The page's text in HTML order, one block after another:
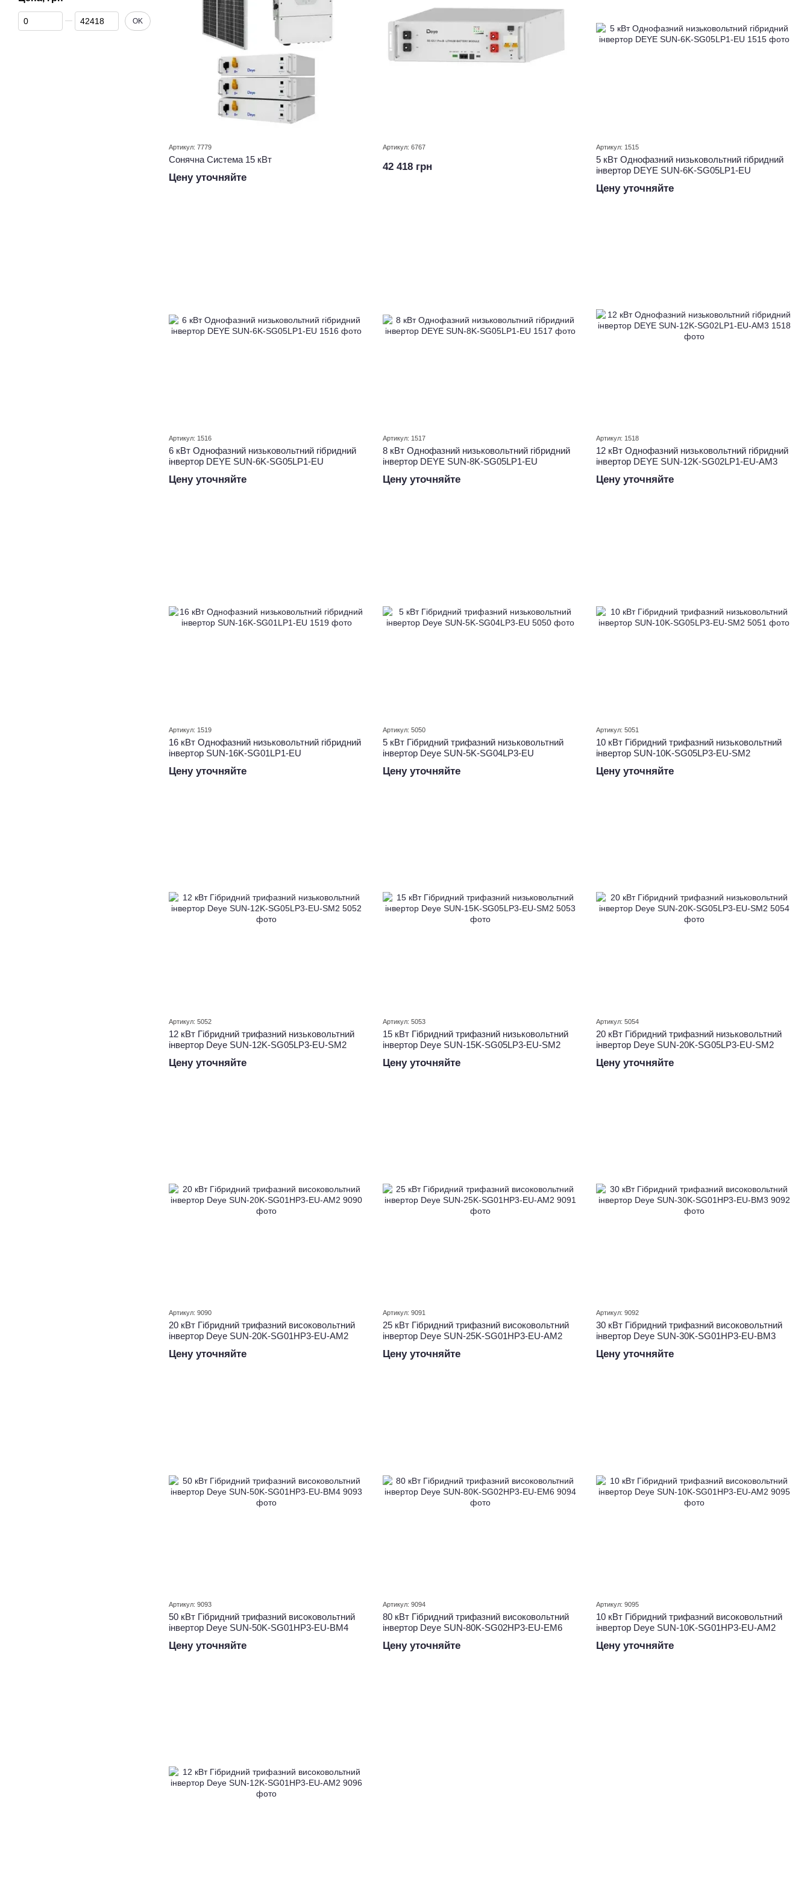
Артикул: 7779
Сонячна Система 15 кВт
Цену уточняйте
Артикул: 6767
42 418 грн
Артикул: 1515
5 кВт Однофазний низьковольтний гібридний
інвертор DEYE SUN-6K-SG05LP1-EU
Цену уточняйте
Артикул: 1516
6 кВт Однофазний низьковольтний гібридний
інвертор DEYE SUN-6K-SG05LP1-EU
Цену уточняйте
Артикул: 1517
8 кВт Однофазний низьковольтний гібридний
інвертор DEYE SUN-8K-SG05LP1-EU
Цену уточняйте
Артикул: 1518
12 кВт Однофазний низьковольтний гібридний
інвертор DEYE SUN-12K-SG02LP1-EU-AM3
Цену уточняйте
Артикул: 1519
16 кВт Однофазний низьковольтний гібридний
інвертор SUN-16K-SG01LP1-EU
Цену уточняйте
Артикул: 5050
5 кВт Гібридний трифазний низьковольтний
інвертор Deye SUN-5K-SG04LP3-EU
Цену уточняйте
Артикул: 5051
10 кВт Гібридний трифазний низьковольтний
інвертор SUN-10K-SG05LP3-EU-SM2
Цену уточняйте
Артикул: 5052
12 кВт Гібридний трифазний низьковольтний
інвертор Deye SUN-12K-SG05LP3-EU-SM2
Цену уточняйте
Артикул: 5053
15 кВт Гібридний трифазний низьковольтний
інвертор Deye SUN-15K-SG05LP3-EU-SM2
Цену уточняйте
Артикул: 5054
20 кВт Гібридний трифазний низьковольтний
інвертор Deye SUN-20K-SG05LP3-EU-SM2
Цену уточняйте
Артикул: 9090
20 кВт Гібридний трифазний високовольтний
інвертор Deye SUN-20K-SG01HP3-EU-AM2
Цену уточняйте
Артикул: 9091
25 кВт Гібридний трифазний високовольтний
інвертор Deye SUN-25K-SG01HP3-EU-AM2
Цену уточняйте
Артикул: 9092
30 кВт Гібридний трифазний високовольтний
інвертор Deye SUN-30K-SG01HP3-EU-BM3
Цену уточняйте
Артикул: 9093
50 кВт Гібридний трифазний високовольтний
інвертор Deye SUN-50K-SG01HP3-EU-BM4
Цену уточняйте
Артикул: 9094
80 кВт Гібридний трифазний високовольтний
інвертор Deye SUN-80K-SG02HP3-EU-EM6
Цену уточняйте
Артикул: 9095
10 кВт Гібридний трифазний високовольтний
інвертор Deye SUN-10K-SG01HP3-EU-AM2
Цену уточняйте
От Цена, грн
До Цена, грн OK